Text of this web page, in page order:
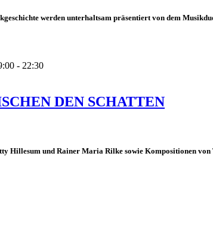
werden unterhaltsam präsentiert von dem
- 22:30
DEN SCHATTEN
Hillesum und Rainer Maria Rilke sowie Kompositionen